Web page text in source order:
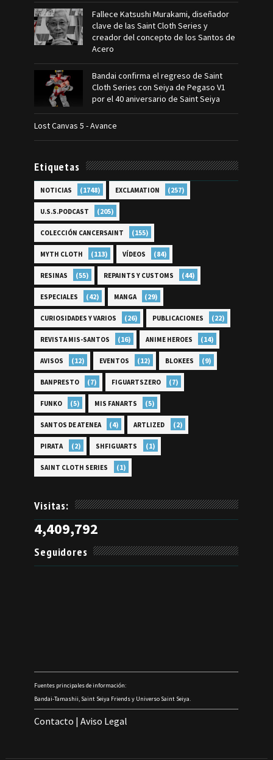
Fallece Katsushi Murakami, diseñador
clave de las Saint Cloth Series y
creador del concepto de los Santos de
Acero
Bandai confirma el regreso de Saint
Cloth Series con Seiya de Pegaso V1
por el 40 aniversario de Saint Seiya
Lost Canvas 5 - Avance
Etiquetas
NOTICIAS (1748) EXCLAMATION (257)
U.S.S.PODCAST (205)
COLECCIÓN CANCERSAINT (155)
MYTH CLOTH (113) VÍDEOS (84)
RESINAS (55) REPAINTS Y CUSTOMS (44)
ESPECIALES (42) MANGA (29)
CURIOSIDADES Y VARIOS (26) PUBLICACIONES (22)
REVISTA MIS-SANTOS (16) ANIME HEROES (14)
AVISOS (12) EVENTOS (12) BLOKEES (9)
BANPRESTO (7) FIGUARTSZERO (7)
FUNKO (5) MIS FANARTS (5)
SANTOS DE ATENEA (4) ARTLIZED (2)
PIRATA (2) SHFIGUARTS (1)
SAINT CLOTH SERIES (1)
Visitas:
4,409,792
Seguidores
Fuentes principales de información:
Bandai-Tamashii, Saint Seiya Friends y Universo Saint Seiya.
Contacto |Aviso Legal